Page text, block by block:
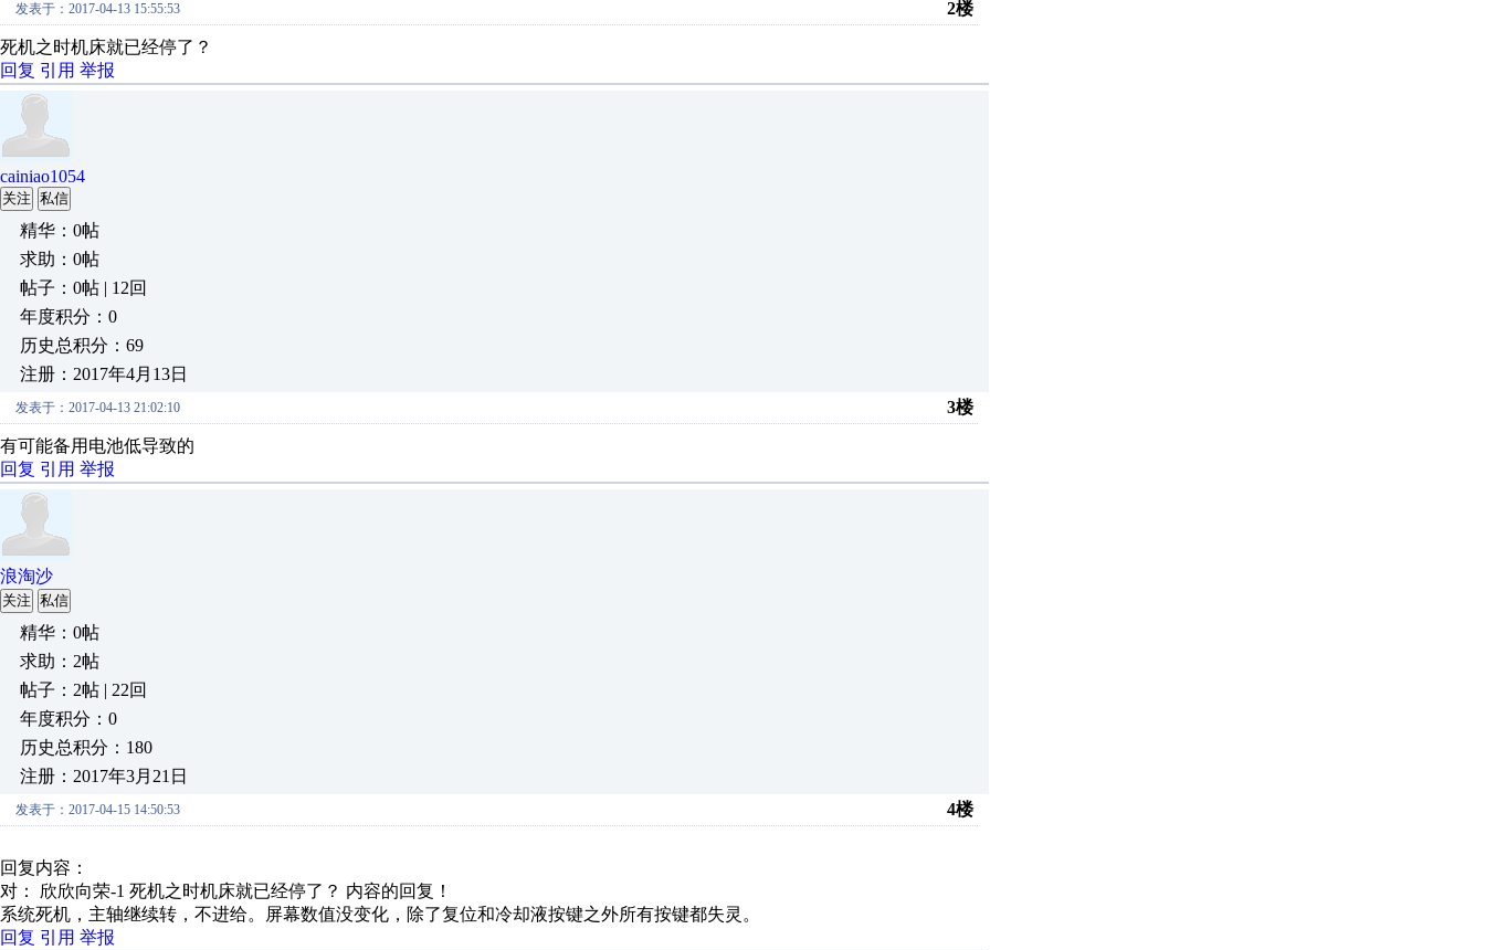
发表于：2017-04-13 15:55:53 2楼
死机之时机床就已经停了？
回复 引用 举报
cainiao1054
关注 私信
精华：0帖
求助：0帖
帖子：0帖 | 12回
年度积分：0
历史总积分：69
注册：2017年4月13日
发表于：2017-04-13 21:02:10 3楼
有可能备用电池低导致的
回复 引用 举报
浪淘沙
关注 私信
精华：0帖
求助：2帖
帖子：2帖 | 22回
年度积分：0
历史总积分：180
注册：2017年3月21日
发表于：2017-04-15 14:50:53 4楼
回复内容：
对： 欣欣向荣-1 死机之时机床就已经停了？ 内容的回复！
系统死机，主轴继续转，不进给。屏幕数值没变化，除了复位和冷却液按键之外所有按键都失灵。
回复 引用 举报